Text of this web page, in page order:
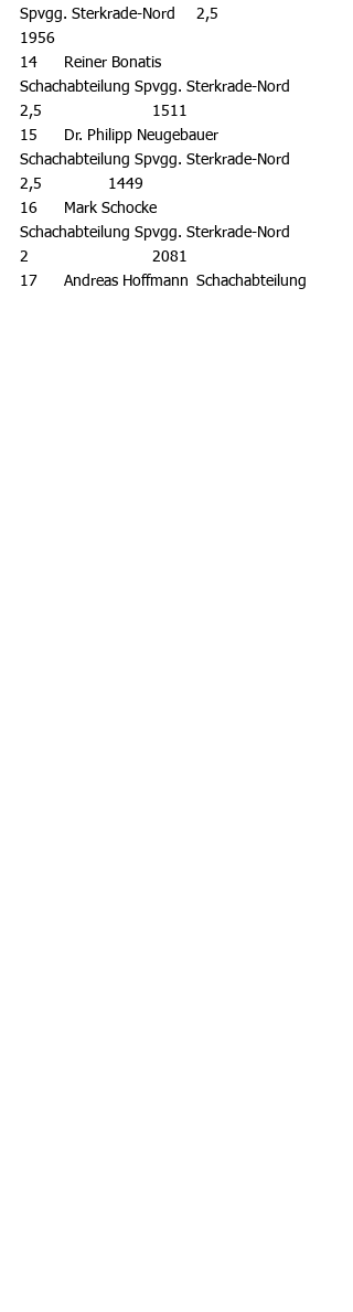
Spvgg. Sterkrade-Nord	2,5
1956
14	Reiner Bonatis
Schachabteilung Spvgg. Sterkrade-Nord
2,5			1511
15	Dr. Philipp Neugebauer
Schachabteilung Spvgg. Sterkrade-Nord
2,5		1449
16	Mark Schocke
Schachabteilung Spvgg. Sterkrade-Nord
2			2081
17	Andreas Hoffmann	Schachabteilung